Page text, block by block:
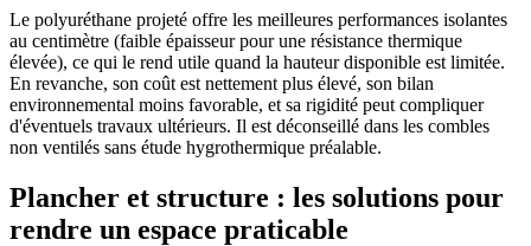
Le polyuréthane projeté offre les meilleures performances isolantes
au centimètre (faible épaisseur pour une résistance thermique
élevée), ce qui le rend utile quand la hauteur disponible est limitée.
En revanche, son coût est nettement plus élevé, son bilan
environnemental moins favorable, et sa rigidité peut compliquer
d'éventuels travaux ultérieurs. Il est déconseillé dans les combles
non ventilés sans étude hygrothermique préalable.
Plancher et structure : les solutions pour
rendre un espace praticable